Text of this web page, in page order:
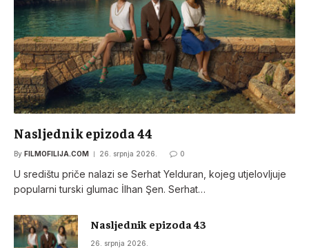
Nasljednik epizoda 44
By FILMOFILIJA.COM 26. srpnja 2026. 0
U središtu priče nalazi se Serhat Yelduran, kojeg utjelovljuje
popularni turski glumac İlhan Şen. Serhat…
Nasljednik epizoda 43
26. srpnja 2026.